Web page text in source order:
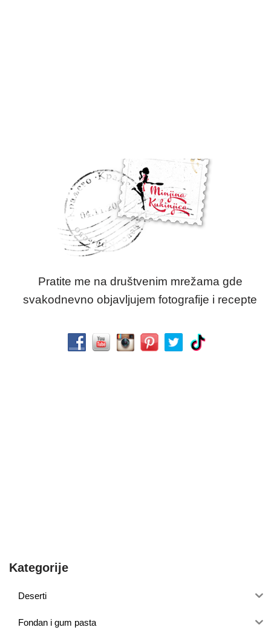
Pratite me na društvenim mrežama gde
svakodnevno objavljujem fotografije i recepte
Kategorije
Deserti
Fondan i gum pasta